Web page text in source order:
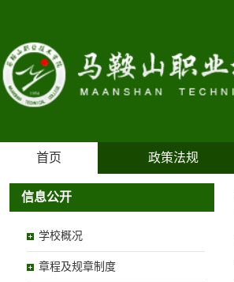
首页 政策法规
信息公开
学校概况
章程及规章制度